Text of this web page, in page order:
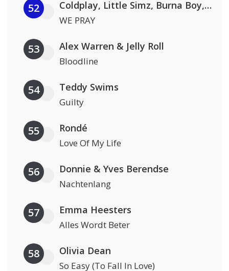
52 Coldplay, Little Simz, Burna Boy, Elyanna & TINI
WE PRAY
53 Alex Warren & Jelly Roll
Bloodline
54 Teddy Swims
Guilty
55 Rondé
Love Of My Life
56 Donnie & Yves Berendse
Nachtenlang
57 Emma Heesters
Alles Wordt Beter
58 Olivia Dean
So Easy (To Fall In Love)